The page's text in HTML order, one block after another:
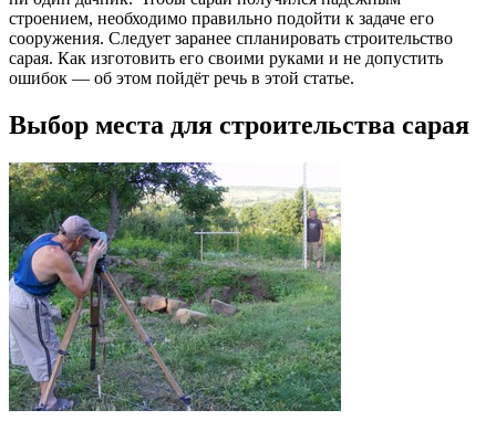
строением, необходимо правильно подойти к задаче его
сооружения. Следует заранее спланировать строительство
сарая. Как изготовить его своими руками и не допустить
ошибок — об этом пойдёт речь в этой статье.
Выбор места для строительства сарая